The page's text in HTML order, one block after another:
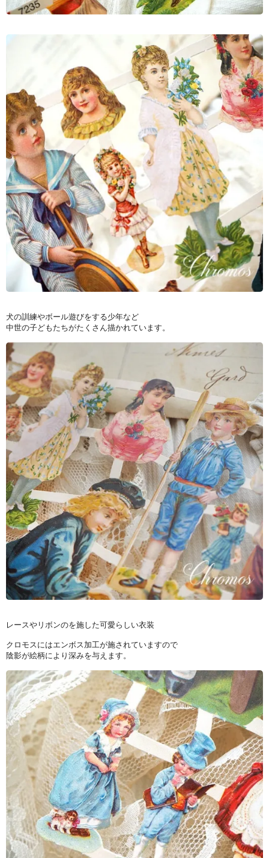
犬の訓練やボール遊びをする少年など
中世の子どもたちがたくさん描かれています。
レースやリボンのを施した可愛らしい衣装
クロモスにはエンボス加工が施されていますので
陰影が絵柄により深みを与えます。